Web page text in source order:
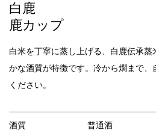
白鹿
鹿カップ
白米を丁寧に蒸し上げる、白鹿伝承
かな酒質が特徴です。冷から燗まで、
ください。
酒質 普通酒